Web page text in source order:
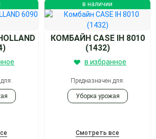
в наличии
КОМБАЙН CASE IH 8010
(1432)
в избранное
Предназначен для:
Уборка урожая
Смотреть все